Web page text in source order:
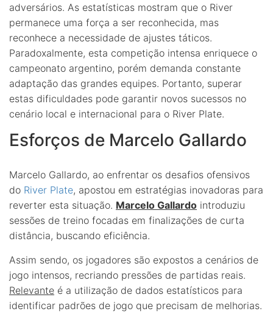
adversários. As estatísticas mostram que o River
permanece uma força a ser reconhecida, mas
reconhece a necessidade de ajustes táticos.
Paradoxalmente, esta competição intensa enriquece o
campeonato argentino, porém demanda constante
adaptação das grandes equipes. Portanto, superar
estas dificuldades pode garantir novos sucessos no
cenário local e internacional para o River Plate.
Esforços de Marcelo Gallardo
Marcelo Gallardo, ao enfrentar os desafios ofensivos
do River Plate, apostou em estratégias inovadoras para
reverter esta situação. Marcelo Gallardo introduziu
sessões de treino focadas em finalizações de curta
distância, buscando eficiência.
Assim sendo, os jogadores são expostos a cenários de
jogo intensos, recriando pressões de partidas reais.
Relevante é a utilização de dados estatísticos para
identificar padrões de jogo que precisam de melhorias.